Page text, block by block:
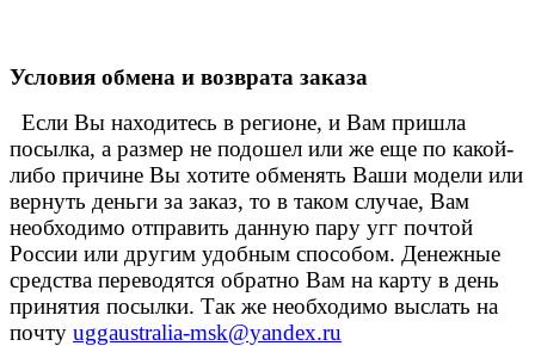
Условия обмена и возврата заказа
Если Вы находитесь в регионе, и Вам пришла
посылка, а размер не подошел или же еще по какой-
либо причине Вы хотите обменять Ваши модели или
вернуть деньги за заказ, то в таком случае, Вам
необходимо отправить данную пару угг почтой
России или другим удобным способом. Денежные
средства переводятся обратно Вам на карту в день
принятия посылки. Так же необходимо выслать на
почту uggaustralia-msk@yandex.ru